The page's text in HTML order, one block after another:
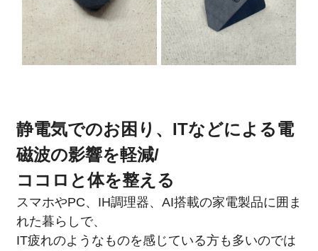
静電気でのお困り、ITなどによる電
磁波の影響を軽減/
ココロと体を整える
スマホやPC、IH調理器、AI搭載の家電製品に囲ま
れた暮らしで、
IT疲れのようなものを感じている方も多いのでは